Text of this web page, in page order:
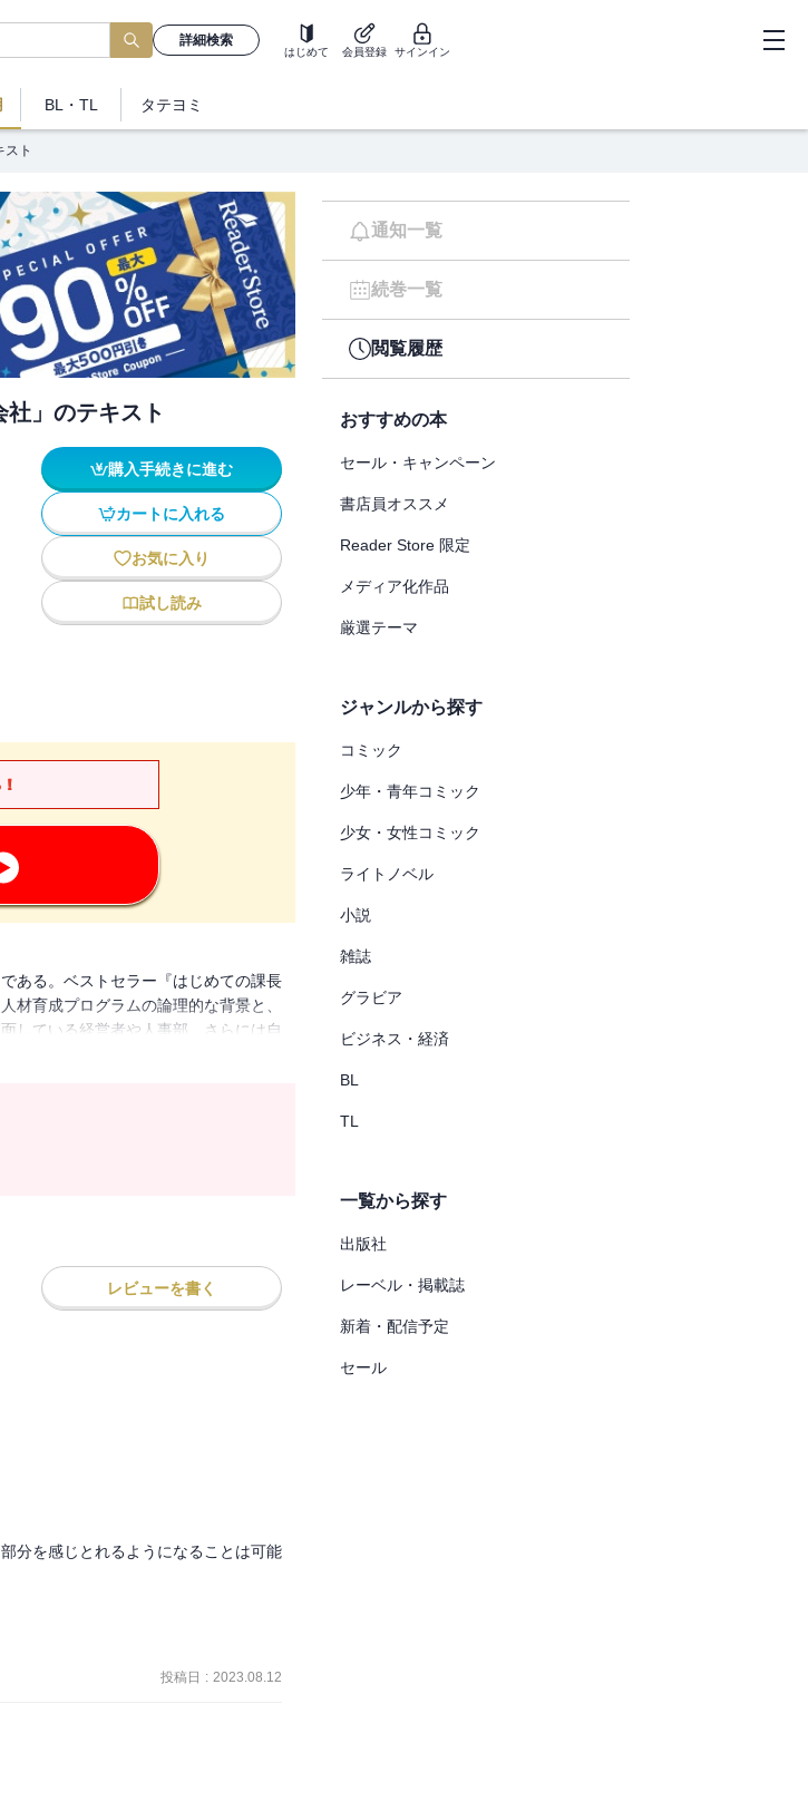
詳細検索
はじめて 会員登録 サインイン
BL・TL タテヨミ
スト
社」のテキスト
購入手続きに進む
カートに入れる
お気に入り
試し読み
ある。ベストセラー『はじめての課長
材育成プログラムの論理的な背景と、
している経営者や人事部、さらには自
るだろう。【光文社新書】
レビューを書く
分を感じとれるようになることは可能
投稿日 : 2023.08.12
通知一覧
続巻一覧
閲覧履歴
おすすめの本
セール・キャンペーン
書店員オススメ
Reader Store 限定
メディア化作品
厳選テーマ
ジャンルから探す
コミック
少年・青年コミック
少女・女性コミック
ライトノベル
小説
雑誌
グラビア
ビジネス・経済
BL
TL
一覧から探す
出版社
レーベル・掲載誌
新着・配信予定
セール